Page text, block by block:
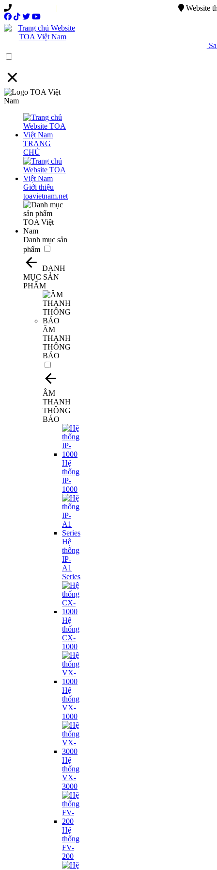
| Website
TRANG
CHỦ
Giới thiệu
toavietnam.net
Danh mục sản
phẩm
DANH
MỤC SẢN
PHẨM
​ÂM
THANH
THÔNG
BÁO
ÂM
THANH
THÔNG
BÁO
Hệ
thống
IP-
1000
Hệ
thống
IP-
A1
Series
Hệ
thống
CX-
1000
Hệ
thống
VX-
1000
Hệ
thống
VX-
3000
Hệ
thống
FV-
200